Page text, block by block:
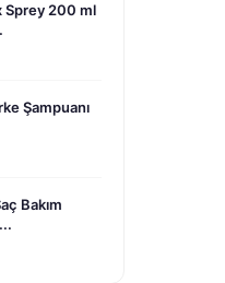
Sprey 200 ml
Şampuanı
Bakım